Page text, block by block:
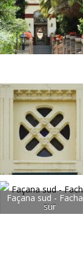
Façana sud -
sur